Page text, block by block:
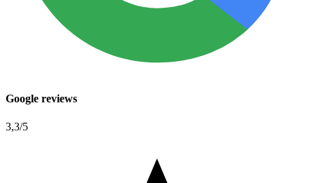
Google reviews
3,3/5